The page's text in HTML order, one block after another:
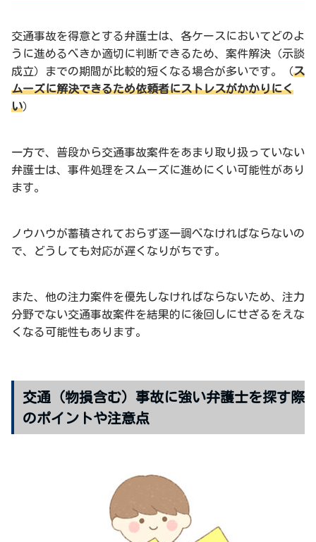
交通事故を得意とする弁護士は、各ケースにおいてどのよ
うに進めるべきか適切に判断できるため、案件解決（示談
成立）までの期間が比較的短くなる場合が多いです。（ス
ムーズに解決できるため依頼者にストレスがかかりにく
い）
一方で、普段から交通事故案件をあまり取り扱っていない
弁護士は、事件処理をスムーズに進めにくい可能性があり
ます。
ノウハウが蓄積されておらず逐一調べなければならないの
で、どうしても対応が遅くなりがちです。
また、他の注力案件を優先しなければならないため、注力
分野でない交通事故案件を結果的に後回しにせざるをえな
くなる可能性もあります。
交通（物損含む）事故に強い弁護士を探す際
のポイントや注意点